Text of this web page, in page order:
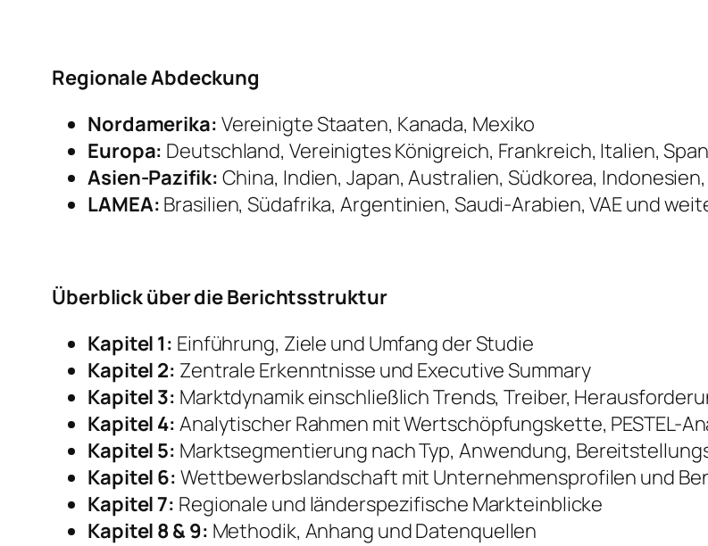
Regionale Abdeckung
Nordamerika: Vereinigte Staaten, Kanada, Mexiko
Europa: Deutschland, Vereinigtes Königreich, Frankreich, Italien,
Asien-Pazifik: China, Indien, Japan, Australien, Südkorea,
LAMEA: Brasilien, Südafrika, Argentinien, Saudi-Arabien, VAE und
Überblick über die Berichtsstruktur
Kapitel 1: Einführung, Ziele und Umfang der Studie
Kapitel 2: Zentrale Erkenntnisse und Executive Summary
Kapitel 3: Marktdynamik einschließlich Trends, Treiber,
Kapitel 4: Analytischer Rahmen mit Wertschöpfungskette, PESTEL-
Kapitel 5: Marktsegmentierung nach Typ, Anwendung,
Kapitel 6: Wettbewerbslandschaft mit Unternehmensprofilen und
Kapitel 7: Regionale und länderspezifische Markteinblicke
Kapitel 8 & 9: Methodik, Anhang und Datenquellen